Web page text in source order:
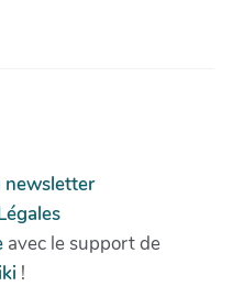
newsletter
avec le support de
!